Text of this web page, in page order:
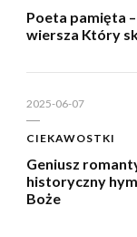
Poeta pamięta
wiersza Który
2025-06-07
CIEKAWOSTKI
Geniusz
historyczny
Boże